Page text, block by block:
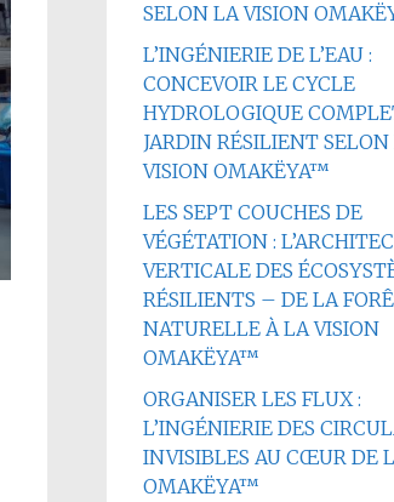
SELON LA VISION
L’INGÉNIERIE DE L’EAU :
CONCEVOIR LE CYCLE
HYDROLOGIQUE
JARDIN RÉSILIENT
VISION OMAKËYA™
LES SEPT COUCHES DE
VÉGÉTATION :
VERTICALE DES
RÉSILIENTS – DE LA
NATURELLE À LA VISION
OMAKËYA™
ORGANISER LES FLUX :
L’INGÉNIERIE DES
INVISIBLES AU CŒUR DE
OMAKËYA™